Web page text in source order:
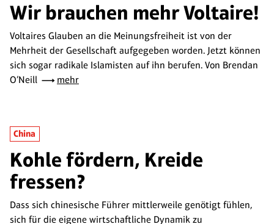
Wir brauchen mehr Voltaire!
Voltaires Glauben an die Meinungsfreiheit ist von der
Mehrheit der Gesellschaft aufgegeben worden. Jetzt können
sich sogar radikale Islamisten auf ihn berufen. Von Brendan
O’Neill
mehr
China
Kohle fördern, Kreide
fressen?
Dass sich chinesische Führer mittlerweile genötigt fühlen,
sich für die eigene wirtschaftliche Dynamik zu